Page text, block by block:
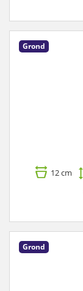
Grond
12 cm
Grond